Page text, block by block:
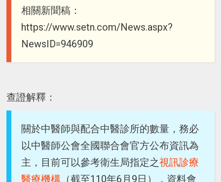
相關新聞稿：
https://www.setn.com/News.aspx?
NewsID=946909
查證解釋：
關於中醫師與配合中醫診所的數量，務必
以中醫師公會全國聯合會官方公布資訊為
主，目前可以參考衛生局指定之視訊診療
醫療機構 （截至110年6月9日），資料會